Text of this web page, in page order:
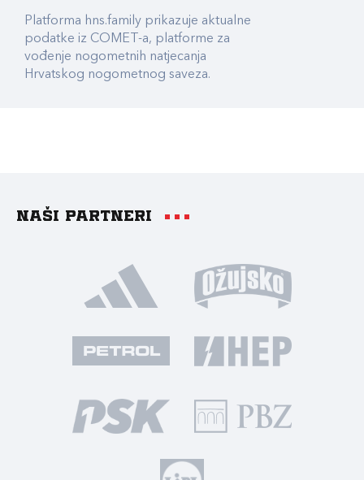
Platforma hns.family prikazuje aktualne
podatke iz COMET-a, platforme za
vođenje nogometnih natjecanja
Hrvatskog nogometnog saveza.
Naši partneri